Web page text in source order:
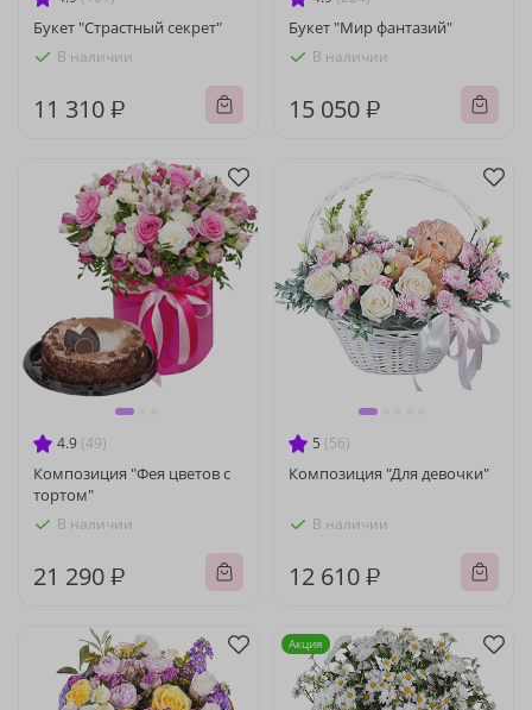
Букет "Страстный секрет"
В наличии
11 310 ₽
Букет "Мир фантазий"
В наличии
15 050 ₽
4.9 (49)
Композиция "Фея цветов с
тортом"
В наличии
21 290 ₽
5 (56)
Композиция "Для девочки"
В наличии
12 610 ₽
Акция